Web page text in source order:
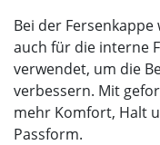
Bei der
auch für die interne
verwendet, um die
verbessern. Mit
mehr Komfort, Halt
Passform.